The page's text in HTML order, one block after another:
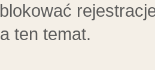
ten temat.